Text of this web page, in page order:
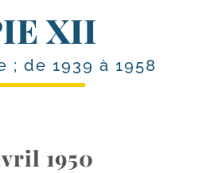
XII
; de 1939 à 1958
1950